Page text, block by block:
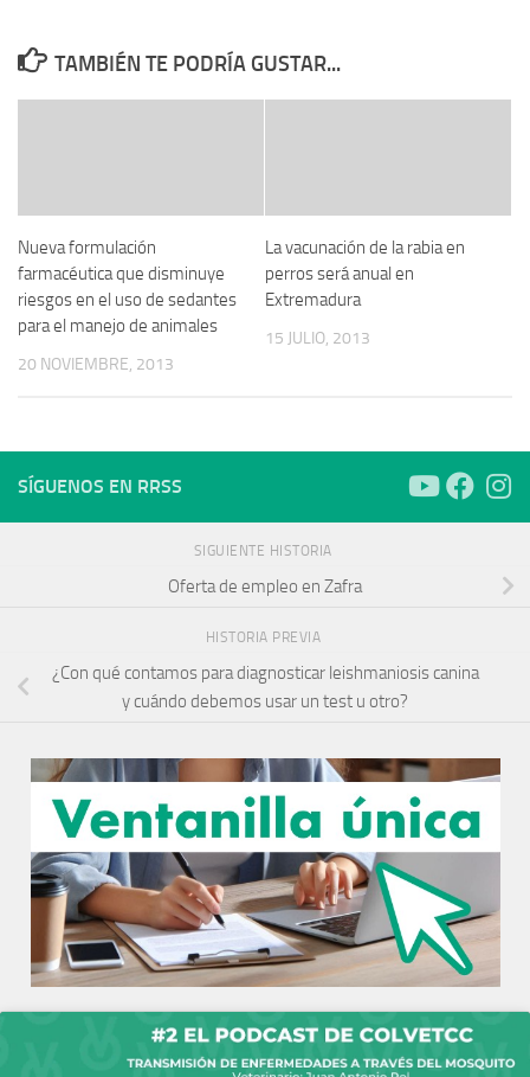
TAMBIÉN TE PODRÍA GUSTAR...
Nueva formulación
farmacéutica que disminuye
riesgos en el uso de sedantes
para el manejo de animales
20 NOVIEMBRE, 2013
La vacunación de la rabia en
perros será anual en
Extremadura
15 JULIO, 2013
SÍGUENOS EN RRSS
SIGUIENTE HISTORIA
Oferta de empleo en Zafra
HISTORIA PREVIA
¿Con qué contamos para diagnosticar leishmaniosis canina
y cuándo debemos usar un test u otro?